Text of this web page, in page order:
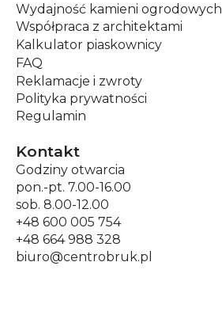
Wydajność kamieni ogrodowych
Współpraca z architektami
Kalkulator piaskownicy
FAQ
Reklamacje i zwroty
Polityka prywatności
Regulamin
Kontakt
Godziny otwarcia
pon.-pt. 7.00-16.00
sob. 8.00-12.00
+48 600 005 754
+48 664 988 328
biuro@centrobruk.pl